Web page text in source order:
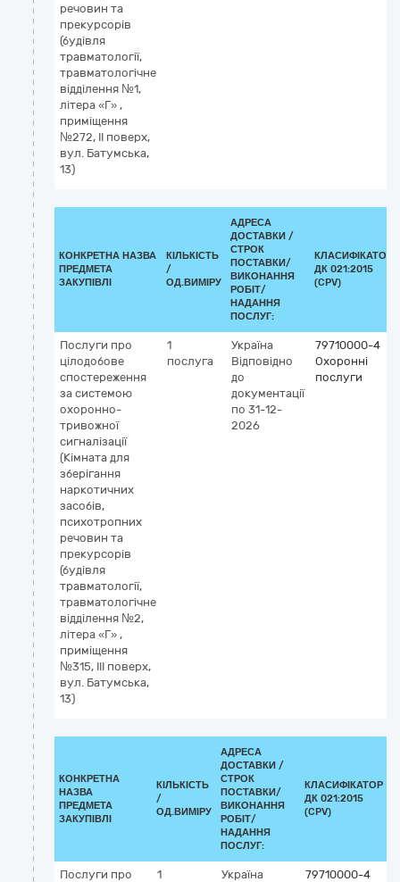
речовин та
прекурсорів
(будівля
травматології,
травматологічне
відділення №1,
літера «Г» ,
приміщення
№272, ІІ поверх,
вул. Батумська,
13)
КОНКРЕТНА НАЗВА
ПРЕДМЕТА
ЗАКУПІВЛІ
КІЛЬКІСТЬ
/
ОД.ВИМІРУ
АДРЕСА
ДОСТАВКИ /
СТРОК
ПОСТАВКИ/
ВИКОНАННЯ
РОБІТ/
НАДАННЯ
ПОСЛУГ:
КЛАСИФІКАТОР
ДК 021:2015
(CPV)
Послуги про
цілодобове
спостереження
за системою
охоронно-
тривожної
сигналізації
(Кімната для
зберігання
наркотичних
засобів,
психотропних
речовин та
прекурсорів
(будівля
травматології,
травматологічне
відділення №2,
літера «Г» ,
приміщення
№315, ІІІ поверх,
вул. Батумська,
13)
1
послуга
Україна
Відповідно
до
документації
по 31-12-
2026
79710000-4
Охоронні
послуги
КОНКРЕТНА
НАЗВА
ПРЕДМЕТА
ЗАКУПІВЛІ
КІЛЬКІСТЬ
/
ОД.ВИМІРУ
АДРЕСА
ДОСТАВКИ /
СТРОК
ПОСТАВКИ/
ВИКОНАННЯ
РОБІТ/
НАДАННЯ
ПОСЛУГ:
КЛАСИФІКАТОР
ДК 021:2015
(CPV)
Послуги про
1
Україна
79710000-4